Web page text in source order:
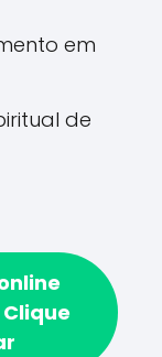
em
de
Clique